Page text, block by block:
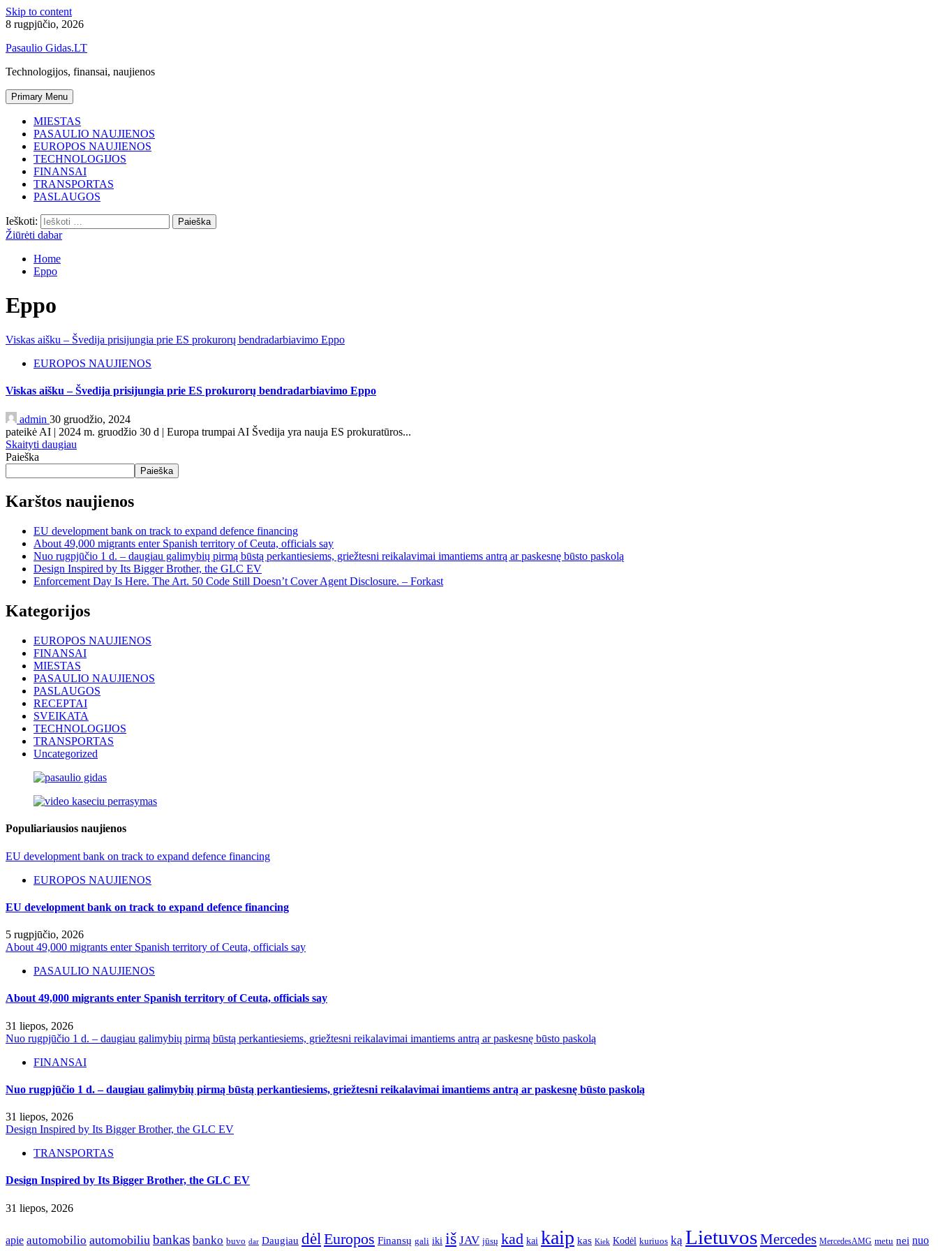
Skip to content
8 rugpjūčio, 2026
Pasaulio Gidas.LT
Technologijos, finansai, naujienos
Primary Menu
MIESTAS
PASAULIO NAUJIENOS
EUROPOS NAUJIENOS
TECHNOLOGIJOS
FINANSAI
TRANSPORTAS
PASLAUGOS
Ieškoti:
Žiūrėti dabar
Home
Eppo
Eppo
Viskas aišku – Švedija prisijungia prie ES prokurorų bendradarbiavimo Eppo
EUROPOS NAUJIENOS
Viskas aišku – Švedija prisijungia prie ES prokurorų bendradarbiavimo Eppo
admin 30 gruodžio, 2024
pateikė AI | 2024 m. gruodžio 30 d | Europa trumpai AI Švedija yra nauja ES prokuratūros...
Skaityti daugiau
Paieška
Paieška
Karštos naujienos
EU development bank on track to expand defence financing
About 49,000 migrants enter Spanish territory of Ceuta, officials say
Nuo rugpjūčio 1 d. – daugiau galimybių pirmą būstą perkantiesiems, griežtesni reikalavimai imantiems antrą ar paskesnę būsto paskolą
Design Inspired by Its Bigger Brother, the GLC EV
Enforcement Day Is Here. The Art. 50 Code Still Doesn’t Cover Agent Disclosure. – Forkast
Kategorijos
EUROPOS NAUJIENOS
FINANSAI
MIESTAS
PASAULIO NAUJIENOS
PASLAUGOS
RECEPTAI
SVEIKATA
TECHNOLOGIJOS
TRANSPORTAS
Uncategorized
Populiariausios naujienos
EU development bank on track to expand defence financing
EUROPOS NAUJIENOS
EU development bank on track to expand defence financing
5 rugpjūčio, 2026
About 49,000 migrants enter Spanish territory of Ceuta, officials say
PASAULIO NAUJIENOS
About 49,000 migrants enter Spanish territory of Ceuta, officials say
31 liepos, 2026
Nuo rugpjūčio 1 d. – daugiau galimybių pirmą būstą perkantiesiems, griežtesni reikalavimai imantiems antrą ar paskesnę būsto paskolą
FINANSAI
Nuo rugpjūčio 1 d. – daugiau galimybių pirmą būstą perkantiesiems, griežtesni reikalavimai imantiems antrą ar paskesnę būsto paskolą
31 liepos, 2026
Design Inspired by Its Bigger Brother, the GLC EV
TRANSPORTAS
Design Inspired by Its Bigger Brother, the GLC EV
31 liepos, 2026
apie automobilio automobiliu bankas banko buvo dar Daugiau dėl Europos Finansų gali iki iš JAV jūsų kad kai kaip kas Kiek Kodėl kuriuos ką LietuvosMercedes MercedesAMG metu nei nuo